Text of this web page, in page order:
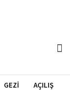
GEZI AÇILIŞ